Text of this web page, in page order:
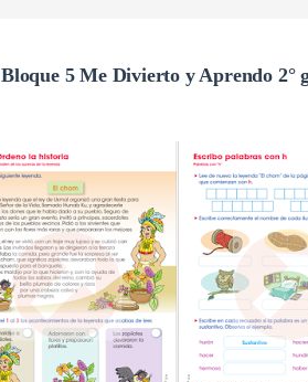
Bloque 5 Me Divierto y Aprendo 2°